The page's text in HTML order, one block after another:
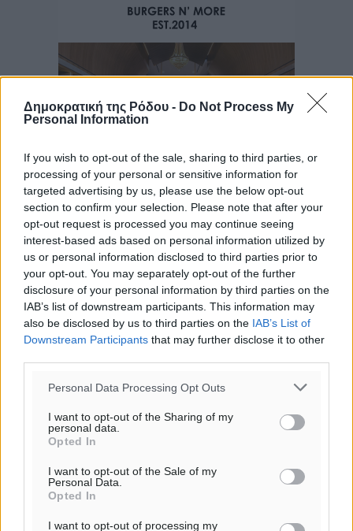
Δημοκρατική της Ρόδου - Do Not Process My
Personal Information
If you wish to opt-out of the sale, sharing to third parties, or
processing of your personal or sensitive information for
targeted advertising by us, please use the below opt-out
section to confirm your selection. Please note that after your
opt-out request is processed you may continue seeing
interest-based ads based on personal information utilized by
us or personal information disclosed to third parties prior to
your opt-out. You may separately opt-out of the further
disclosure of your personal information by third parties on the
IAB’s list of downstream participants. This information may
also be disclosed by us to third parties on the IAB’s List of
Downstream Participants that may further disclose it to other
Personal Data Processing Opt Outs
I want to opt-out of the Sharing of my
personal data.
Opted In
I want to opt-out of the Sale of my
Personal Data.
Opted In
I want to opt-out of processing my
Ροή ειδήσεων
Η Meridiam ξεκλειδώνει τις έρευνες βυθού στη
θαλάσσια περιοχή Κάσου και Καρπάθου
Τοπικές Ειδήσεις• πριν 7 ώρες
Πολιτιστικά• πριν 9 ώρες
μέσω υποβρύχιων καλωδίων με την ηπειρωτική
Ελλάδα
Τοπικές Ειδήσεις πριν 9 ώρες